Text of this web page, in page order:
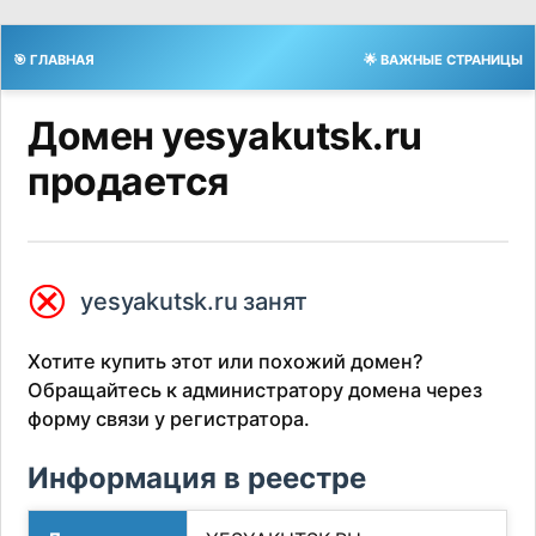
🎯 ГЛАВНАЯ 🌟 ВАЖНЫЕ СТРАНИЦЫ
Домен yesyakutsk.ru
продается
⮿ yesyakutsk.ru занят
Хотите купить этот или похожий домен?
Обращайтесь к администратору домена через
форму связи у регистратора.
Информация в реестре